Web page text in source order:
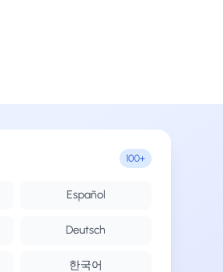
100+
Español
Deutsch
한국어